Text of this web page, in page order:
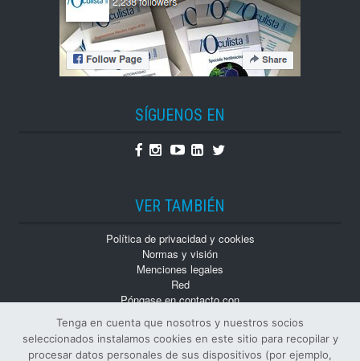
SÍGUENOS EN
Facebook
Instagram
YoutubeLinkedin
Twitter
VER TAMBIÉN
Política de privacidad y cookies
Normas y visión
Menciones legales
Red
Póngase en contacto con
Monografías
Números atrasados
Tenga en cuenta que nosotros y nuestros socios
seleccionados instalamos cookies en este sitio para recopilar y
procesar datos personales de sus dispositivos (por ejemplo,